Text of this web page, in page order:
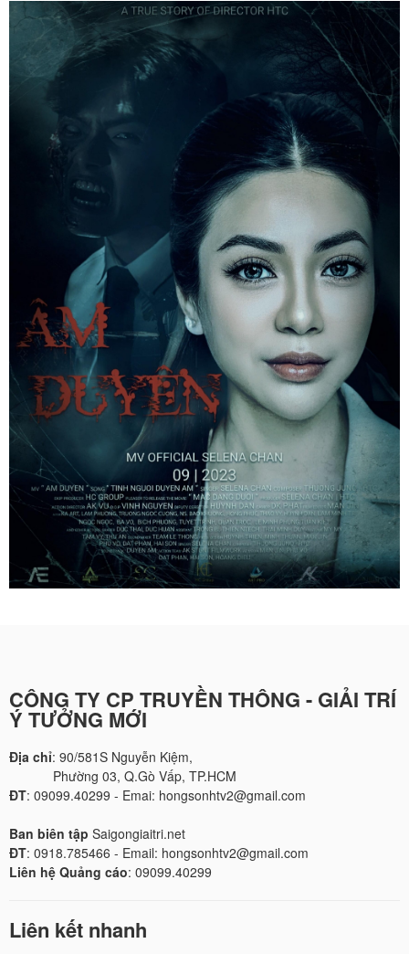
CÔNG TY CP TRUYỀN THÔNG - GIẢI TRÍ
Ý TƯỞNG MỚI
Địa chỉ: 90/581S Nguyễn Kiệm,
Phường 03, Q.Gò Vấp, TP.HCM
ĐT: 09099.40299 - Emai: hongsonhtv2@gmail.com
Ban biên tập Saigongiaitri.net
ĐT: 0918.785466 - Email: hongsonhtv2@gmail.com
Liên hệ Quảng cáo: 09099.40299
Liên kết nhanh